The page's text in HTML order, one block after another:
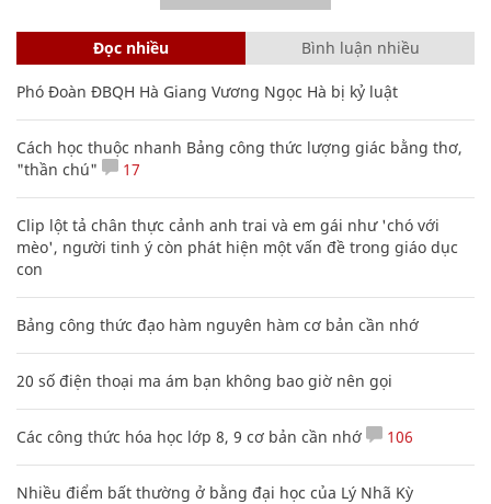
Đọc nhiều Bình luận nhiều
Phó Đoàn ĐBQH Hà Giang Vương Ngọc Hà bị kỷ luật
Cách học thuộc nhanh Bảng công thức lượng giác bằng thơ,
"thần chú"
17
Clip lột tả chân thực cảnh anh trai và em gái như 'chó với
mèo', người tinh ý còn phát hiện một vấn đề trong giáo dục
con
Bảng công thức đạo hàm nguyên hàm cơ bản cần nhớ
20 số điện thoại ma ám bạn không bao giờ nên gọi
Các công thức hóa học lớp 8, 9 cơ bản cần nhớ 106
Nhiều điểm bất thường ở bằng đại học của Lý Nhã Kỳ